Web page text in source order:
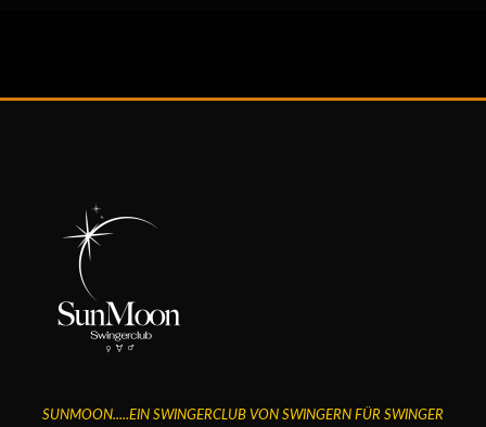
SUNMOON.....EIN SWINGERCLUB VON SWINGERN FÜR SWINGER